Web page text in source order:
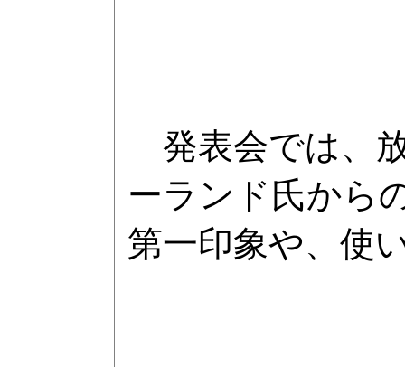
発表会では、
ーランド氏から
第一印象や、使